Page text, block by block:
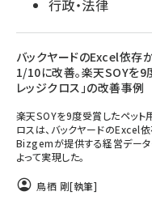
行政・法律
バックヤードのExcel依存
1/10に改善。楽天SOYを9
レッジクロス」の改善事例
楽天SOYを9度受賞したペット
ロスは、バックヤードのExcel
Bizgemが提供する経営データ
よって実現した。
鳥栖 剛[執筆]